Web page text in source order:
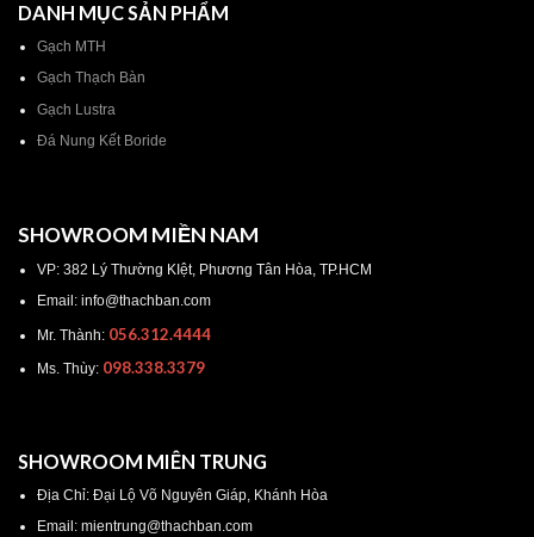
DANH MỤC SẢN PHẨM
Gạch MTH
Gạch Thạch Bàn
Gạch Lustra
Đá Nung Kết Boride
SHOWROOM MIỀN NAM
VP: 382 Lý Thường KIệt, Phương Tân Hòa, TP.HCM
Email: info@thachban.com
Mr. Thành:056.312.4444
Ms. Thùy: 098.338.3379
SHOWROOM MIÊN TRUNG
Địa Chỉ: Đại Lộ Võ Nguyên Giáp, Khánh Hòa
Email: mientrung@thachban.com